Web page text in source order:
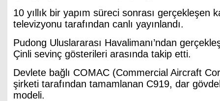
10 yıllık bir yapım süreci sonrası gerçekleşen
televizyonu tarafından canlı yayınlandı.
Pudong Uluslararası Havalimanı’ndan
Çinli sevinç gösterileri arasında takip etti.
Devlete bağlı COMAC (Commercial Aircraft
şirketi tarafından tamamlanan C919, dar
modeli.